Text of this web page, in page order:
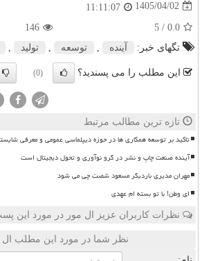
1405/04/02
11:11:07
0.0
/ 5
146
تگهای خبر:
آینده توسعه تولید
این مطلب را می پسندید؟ (0)
تازه ترین مطالب مرتبط
تاکید بر توسعه همکاری ها در حوزه دیپلماسی عمومی و معرفی
آینده صنعت چاپ و نشر در گرو نوآوری و تحول دیجیتال است
مهران مدیری باردیگر مسعود شصت چی می شود
ای وطن! با تو بسته ام عهدی
نظرات کاربران عزیز ال مور در مورد این
نظر شما در مورد این مطلب ال